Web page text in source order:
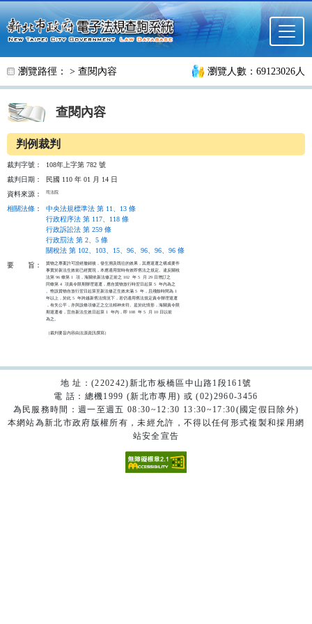
跳至主要內容
瀏覽路徑： > 查閱內容 瀏覽人數：69123026人
查閱內容
判例裁判
裁判字號：
108年上字第 782 號
裁判日期：
民國 110 年 01 月 14 日
資料來源：
司法院
相關法條 ：
中央法規標準法 第 11、13 條
行政程序法 第 117、118 條
行政訴訟法 第 259 條
行政罰法 第 2、5 條
關稅法 第 102、103、15、96、96、96、96 條
要
旨：
貨物之專案許可證經撤銷後，發生溯及既往的效果，其應退運之構成要件
事實於新法生效前已經實現，本應適用當時有效即舊法之規定。違反關稅
法第 96 條第 1  項，海關依新法修正前之 102  年 5  月 29 日增訂之
同條第 4  項責令限期辦理退運，應自貨物放行時翌日起算 5  年內為之
。惟該貨物自放行翌日起算至新法修正生效未滿 5  年，且殘餘時間為 1
年以上，於此 5  年跨越新舊法情況下，若仍適用舊法規定責令辦理退運
，有失公平，亦與該條項修正之立法精神未符。是於此情形，海關責令限
期退運者，宜自新法生效日起算 1  年內，即 108  年 5  月 10 日以前
為之。
（裁判要旨內容由法源資訊撰寫）
地 址：(220242)新北市板橋區中山路1段161號
電 話：總機1999 (新北市專用) 或 (02)2960-3456
為民服務時間：週一至週五 08:30~12:30 13:30~17:30(國定假日除外)
本網站為新北市政府版權所有，未經允許，不得以任何形式複製和採用網
站安全宣告